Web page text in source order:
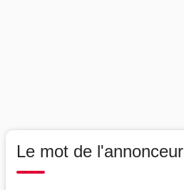
Le mot de l'annonceur